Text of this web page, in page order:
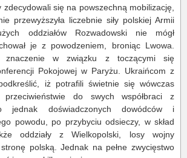
zdecydowali się na powszechną mobilizację,
przewyższyła liczebnie siły polskiej Armii
oddziałów Rozwadowski nie mógł
je z powodzeniem, broniąc Lwowa.
znaczenie w związku z toczącymi się
Pokojowej w Paryżu. Ukraińcom z
iż potrafili świetnie się wówczas
przeciwieństwie do swych współbraci z
jednak doświadczonych dowódców i
powodu, po przybyciu odsieczy, w skład
oddziały z Wielkopolski, losy wojny
polską. Jednak na pełne zwycięstwo